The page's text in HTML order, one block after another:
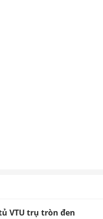
VTU trụ tròn đen